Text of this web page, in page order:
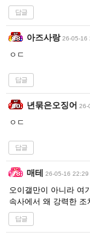
답글
아즈사랑 26-05-16
ㅇㄷ
답글
년묶은오징어 26-
ㅇㄷ
답글
매테 26-05-16 22:29
오이갤만이 아니라 여
속사에서 왜 강력한 조
답글